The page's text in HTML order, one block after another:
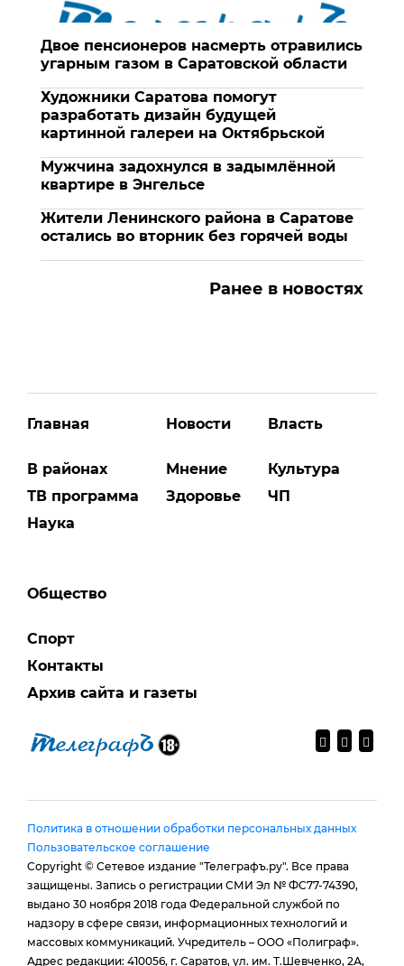
Двое пенсионеров насмерть отравились
угарным газом в Саратовской области
Художники Саратова помогут
разработать дизайн будущей
картинной галереи на Октябрьской
Мужчина задохнулся в задымлённой
квартире в Энгельсе
Жители Ленинского района в Саратове
остались во вторник без горячей воды
Ранее в новостях
Главная
В районах
ТВ программа
Наука
Новости
Мнение
Здоровье
Власть
Культура
ЧП
Общество
Спорт
Контакты
Архив сайта и газеты
Политика в отношении обработки персональных данных
Пользовательское соглашение
Copyright © Сетевое издание "Телеграфъ.ру". Все права
защищены. Запись о регистрации СМИ Эл № ФС77-74390,
выдано 30 ноября 2018 года Федеральной службой по
надзору в сфере связи, информационных технологий и
массовых коммуникаций. Учредитель – ООО «Полиграф».
Адрес редакции: 410056, г. Саратов, ул. им. Т.Шевченко, 2А,